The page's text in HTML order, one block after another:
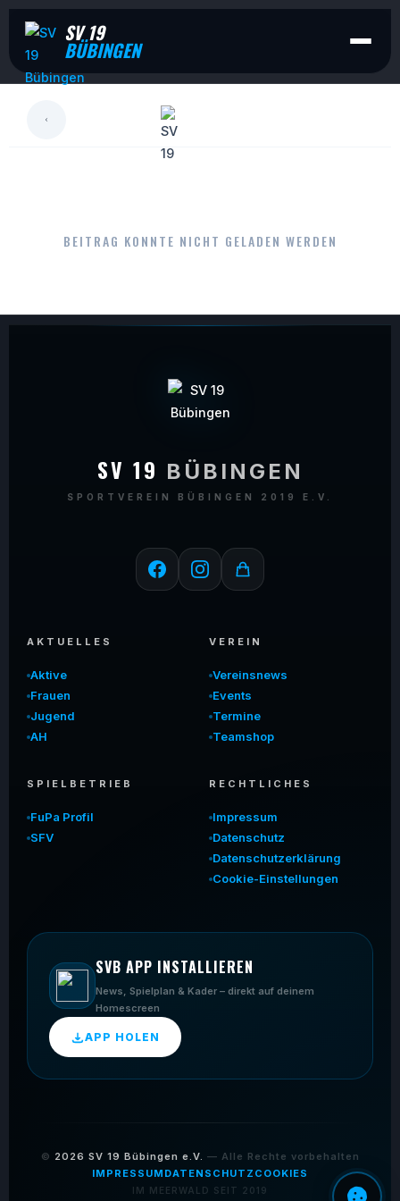
SV 19
BÜBINGEN
BEITRAG KONNTE NICHT GELADEN WERDEN
SV 19 BÜBINGEN
SPORTVEREIN BÜBINGEN 2019 E.V.
AKTUELLES
Aktive
Frauen
Jugend
AH
VEREIN
Vereinsnews
Events
Termine
Teamshop
SPIELBETRIEB
FuPa Profil
SFV
RECHTLICHES
Impressum
Datenschutz
Datenschutzerklärung
Cookie-Einstellungen
SVB APP INSTALLIEREN
News, Spielplan & Kader – direkt auf deinem
Homescreen
APP HOLEN
© 2026 SV 19 Bübingen e.V. — Alle Rechte vorbehalten
IMPRESSUM DATENSCHUTZ COOKIES
IM MEERWALD SEIT 2019